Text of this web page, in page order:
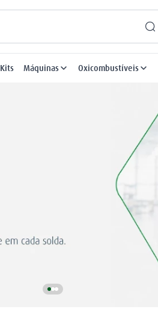
Kits Máquinas Oxicombustíveis